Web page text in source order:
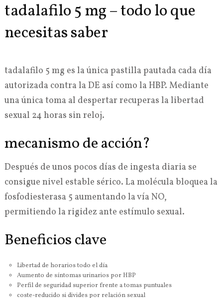
tadalafilo 5 mg – todo lo que
necesitas saber
tadalafilo 5 mg es la única pastilla pautada cada día
autorizada contra la DE así como la HBP. Mediante
una única toma al despertar recuperas la libertad
sexual 24 horas sin reloj.
mecanismo de acción?
Después de unos pocos días de ingesta diaria se
consigue nivel estable sérico. La molécula bloquea la
fosfodiesterasa 5 aumentando la vía NO,
permitiendo la rigidez ante estímulo sexual.
Beneficios clave
Libertad de horarios todo el día
Aumento de síntomas urinarios por HBP
Perfil de seguridad superior frente a tomas puntuales
coste-reducido si divides por relación sexual